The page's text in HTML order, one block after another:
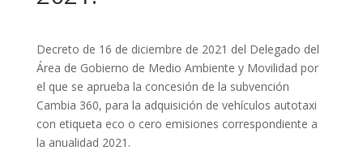
Decreto de 16 de diciembre de 2021 del Delegado del
Área de Gobierno de Medio Ambiente y Movilidad por
el que se aprueba la concesión de la subvención
Cambia 360, para la adquisición de vehículos autotaxi
con etiqueta eco o cero emisiones correspondiente a
la anualidad 2021.